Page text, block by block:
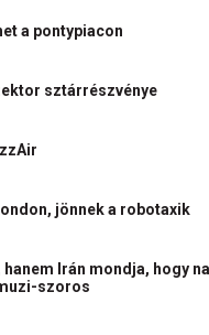
a pontypiacon
sztárrészvénye
jönnek a robotaxik
Irán mondja, hogy
szoros